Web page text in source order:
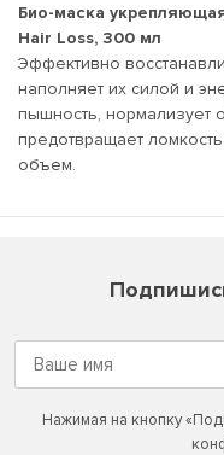
Био-маска
Hair Loss, 300 мл
Эффективно
наполняет их силой и
пышность, нормализует
предотвращает
объем.
Нажимая на кнопку